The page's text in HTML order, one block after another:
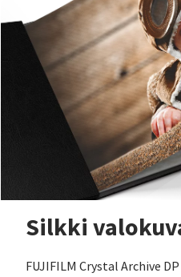
Silkki
FUJIFILM Crystal Archive